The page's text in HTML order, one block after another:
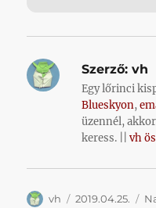
Szerző: vh
Egy lőrinci
Blueskyon,
üzennél,
keress. ||vh
Szerző
vh Közzétéve
2019.04.25.